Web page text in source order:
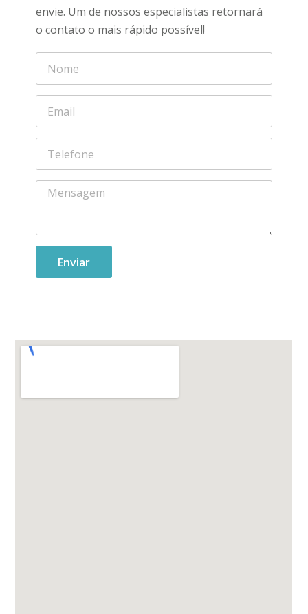
envie. Um de nossos especialistas retornará
o contato o mais rápido possível!
Enviar